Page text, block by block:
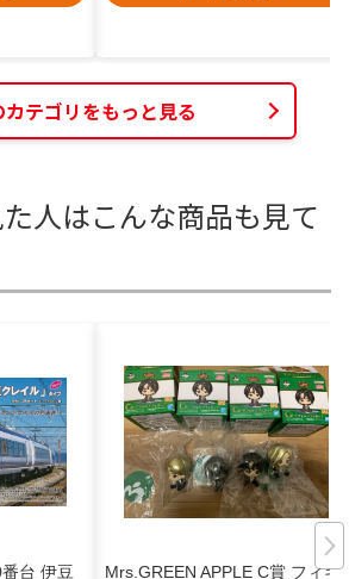
カテゴリをもっと見る
人はこんな商品も見て
台 伊豆
Mrs.GREEN APPLE C賞 フィギ